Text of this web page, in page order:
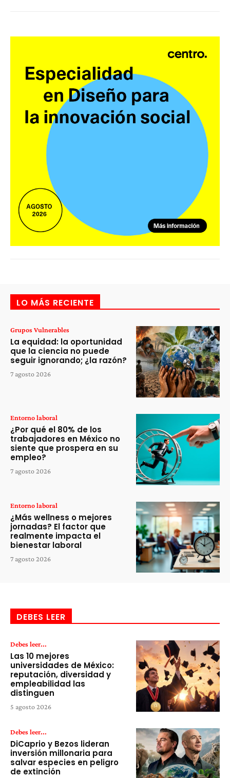
LO MÁS RECIENTE
Grupos Vulnerables
La equidad: la oportunidad
que la ciencia no puede
seguir ignorando; ¿la razón?
7 agosto 2026
Entorno laboral
¿Por qué el 80% de los
trabajadores en México no
siente que prospera en su
empleo?
7 agosto 2026
Entorno laboral
¿Más wellness o mejores
jornadas? El factor que
realmente impacta el
bienestar laboral
7 agosto 2026
DEBES LEER
Debes leer...
Las 10 mejores
universidades de México:
reputación, diversidad y
empleabilidad las
distinguen
5 agosto 2026
Debes leer...
DiCaprio y Bezos lideran
inversión millonaria para
salvar especies en peligro
de extinción